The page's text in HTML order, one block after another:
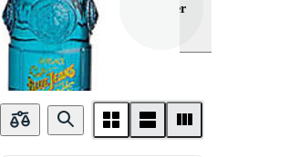
Visa mer
Blue Jeans